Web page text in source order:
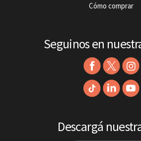
Cómo comprar
Seguinos en
Descargá